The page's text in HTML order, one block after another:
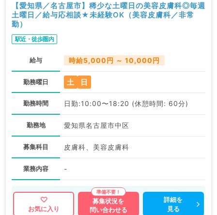
【愛知県／名古屋市】稀少な土曜日の美容皮膚科◎毎週
土曜日／給与応相談★未経験OK（美容皮膚科／非常
勤）
駅近・徒歩圏内
給与 時給5,000円 ～ 10,000円
勤務曜日 土 日
勤務時間 日勤:10:00〜18:20 (休憩時間: 60分)
勤務地 愛知県名古屋市中区
募集科目 皮膚科、美容皮膚科
業務内容 -
お気に入り
募集状況を
問い合わせる
詳細を
見る